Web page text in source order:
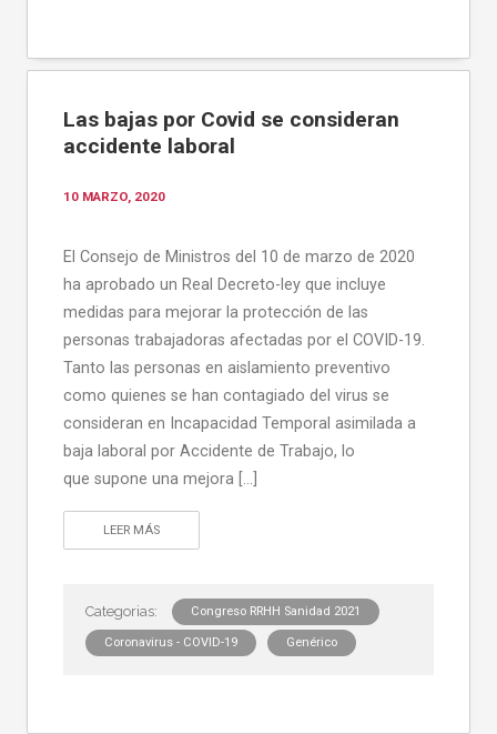
Las bajas por Covid se consideran
accidente laboral
10 MARZO, 2020
El Consejo de Ministros del 10 de marzo de 2020
ha aprobado un Real Decreto-ley que incluye
medidas para mejorar la protección de las
personas trabajadoras afectadas por el COVID-19.
Tanto las personas en aislamiento preventivo
como quienes se han contagiado del virus se
consideran en Incapacidad Temporal asimilada a
baja laboral por Accidente de Trabajo, lo
que supone una mejora […]
LEER MÁS
Congreso RRHH Sanidad 2021
Coronavirus - COVID-19 Genérico